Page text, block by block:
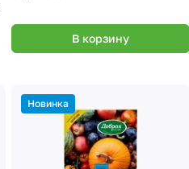
В корзину
Новинка